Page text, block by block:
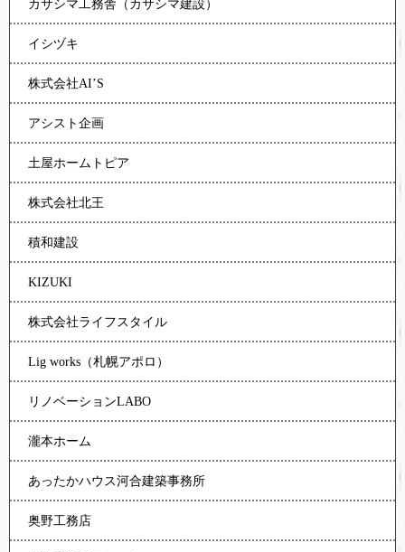
カサシマ工務舎（カサシマ建設）
イシヅキ
株式会社AI’S
アシスト企画
土屋ホームトピア
株式会社北王
積和建設
KIZUKI
株式会社ライフスタイル
Lig works（札幌アポロ）
リノベーションLABO
瀧本ホーム
あったかハウス河合建築事務所
奥野工務店